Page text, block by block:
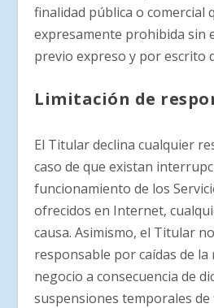
finalidad pública o comercial
expresamente prohibida sin
previo expreso y por escrito
Limitación de
El Titular declina cualquier
caso de que existan
funcionamiento de los
ofrecidos en Internet,
causa. Asimismo, el Titular
responsable por caídas de la
negocio a consecuencia de
suspensiones temporales